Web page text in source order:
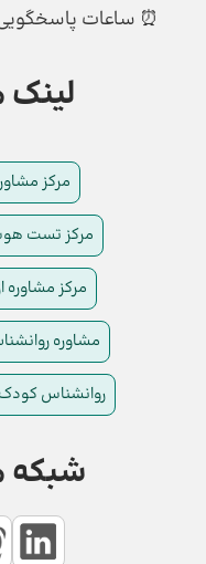
⏰ ساعات پاسخگویی: ۹ صبح تا ۲۱ - حتی ایام
مرکز
مرکز تست
مرکز مشاوره
مشاوره
روانشناس کودک
شبکه